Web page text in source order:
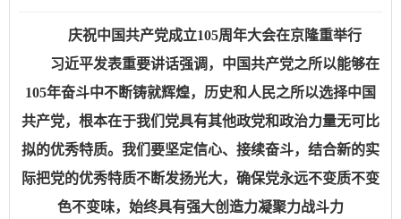
庆祝中国共产党成立105周年大会在京隆重举行
习近平发表重要讲话强调，中国共产党之所以能够在
105年奋斗中不断铸就辉煌，历史和人民之所以选择中国
共产党，根本在于我们党具有其他政党和政治力量无可比
拟的优秀特质。我们要坚定信心、接续奋斗，结合新的实
际把党的优秀特质不断发扬光大，确保党永远不变质不变
色不变味，始终具有强大创造力凝聚力战斗力